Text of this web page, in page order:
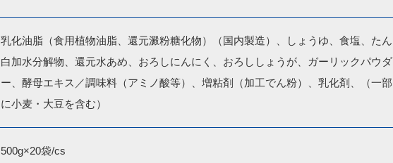
乳化油脂（食用植物油脂、還元澱粉糖化物）（国内製造）、しょうゆ、食塩、たん
白加水分解物、還元水あめ、おろしにんにく、おろししょうが、ガーリックパウダ
ー、酵母エキス／調味料（アミノ酸等）、増粘剤（加工でん粉）、乳化剤、（一部
に小麦・大豆を含む）
500g×20袋/cs